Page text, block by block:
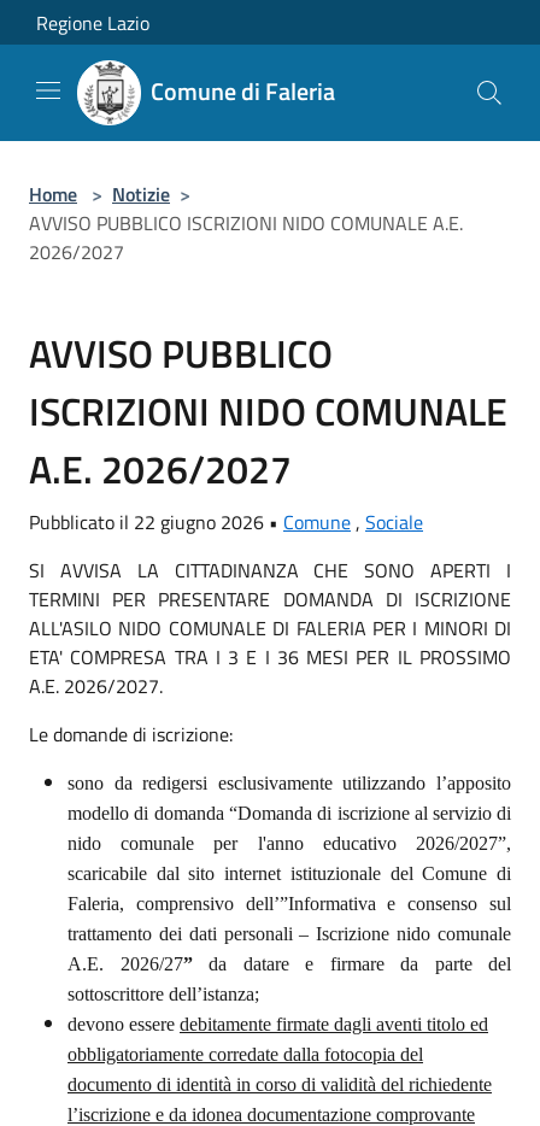
Salta al contenuto principale
Regione Lazio
Comune di Faleria
Home > Notizie >
AVVISO PUBBLICO ISCRIZIONI NIDO COMUNALE A.E.
2026/2027
AVVISO PUBBLICO
ISCRIZIONI NIDO COMUNALE
A.E. 2026/2027
Pubblicato il 22 giugno 2026 • Comune, Sociale
SI AVVISA LA CITTADINANZA CHE SONO APERTI I
TERMINI PER PRESENTARE DOMANDA DI ISCRIZIONE
ALL'ASILO NIDO COMUNALE DI FALERIA PER I MINORI DI
ETA' COMPRESA TRA I 3 E I 36 MESI PER IL PROSSIMO
A.E. 2026/2027.
Le domande di iscrizione:
sono da redigersi esclusivamente utilizzando l’apposito
modello di domanda “Domanda di iscrizione al servizio di
nido
comunale per l'anno educativo
2026/2027”,
scaricabile dal sito internet istituzionale del Comune di
Faleria, comprensivo dell’”Informativa e consenso sul
trattamento dei dati personali – Iscrizione nido comunale
A.E. 2026/27” da datare e firmare da parte del
sottoscrittore dell’istanza;
devono essere debitamente firmate dagli aventi titolo ed
obbligatoriamente corredate dalla fotocopia del
documento di identità in corso di validità del richiedente
l’iscrizione e da idonea documentazione comprovante